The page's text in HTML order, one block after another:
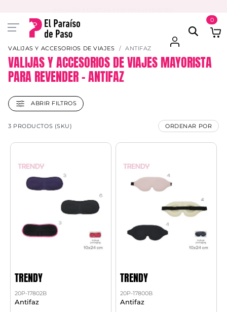
0
VALIJAS Y ACCESORIOS DE VIAJES ANTIFAZ
VALIJAS Y ACCESORIOS DE VIAJES MAYORISTA
PARA REVENDER – ANTIFAZ
ABRIR FILTROS
3 PRODUCTOS (SKU) ORDENAR POR
TRENDY
20P-17802B
Antifaz
TRENDY
20P-17800B
Antifaz